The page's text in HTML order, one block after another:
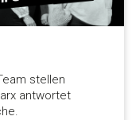
stellen
antwortet